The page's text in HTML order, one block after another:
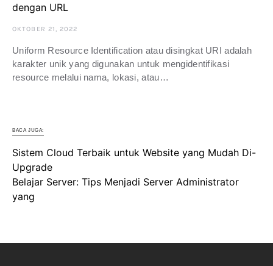
dengan URL
OKTOBER 21, 2022
Uniform Resource Identification atau disingkat URI adalah
karakter unik yang digunakan untuk mengidentifikasi
resource melalui nama, lokasi, atau…
BACA JUGA:
Sistem Cloud Terbaik untuk Website yang Mudah Di-
Upgrade
Belajar Server: Tips Menjadi Server Administrator
yang